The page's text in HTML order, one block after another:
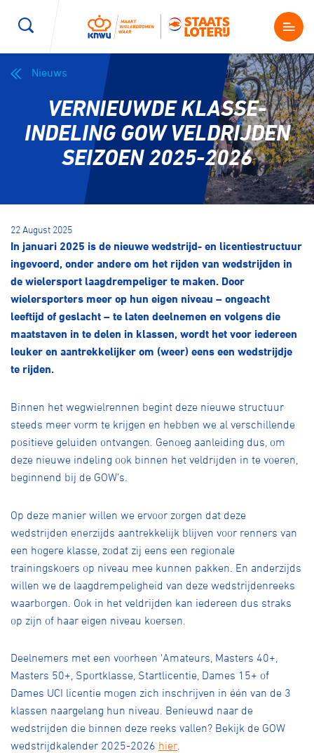
Kenniscentrum
Magazine
Shop
Producten en diensten
Contact
Over ons
Nieuws
VERNIEUWDE KLASSE-
INDELING GOW VELDRIJDEN
SEIZOEN 2025-2026
22 August 2025
In januari 2025 is de nieuwe wedstrijd- en licentiestructuur
ingevoerd, onder andere om het rijden van wedstrijden in
de wielersport laagdrempeliger te maken. Door
wielersporters meer op hun eigen niveau – ongeacht
leeftijd of geslacht – te laten deelnemen en volgens die
maatstaven in te delen in klassen, wordt het voor iedereen
leuker en aantrekkelijker om (weer) eens een wedstrijdje
te rijden.
Binnen het wegwielrennen begint deze nieuwe structuur
steeds meer vorm te krijgen en hebben we al verschillende
positieve geluiden ontvangen. Genoeg aanleiding dus, om
deze nieuwe indeling ook binnen het veldrijden in te voeren,
beginnend bij de GOW’s.
Op deze manier willen we ervoor zorgen dat deze
wedstrijden enerzijds aantrekkelijk blijven voor renners van
een hogere klasse, zodat zij eens een regionale
trainingskoers op niveau mee kunnen pakken. En anderzijds
willen we de laagdrempeligheid van deze wedstrijdenreeks
waarborgen. Ook in het veldrijden kan iedereen dus straks
op zijn of haar eigen niveau koersen.
Deelnemers met een voorheen 'Amateurs, Masters 40+,
Masters 50+, Sportklasse, Startlicentie, Dames 15+ of
Dames UCI licentie mogen zich inschrijven in één van de 3
klassen naargelang hun niveau. Benieuwd naar de
wedstrijden die binnen deze reeks vallen? Bekijk de GOW
wedstrijdkalender 2025-2026 hier
Wegwielrennen Mountainbiken
E-Racing
Kunstwielrijden ID-Cycling
BMX freestyle Gravel
Veldrijden Biketrial
Pumptrack Fixed gear